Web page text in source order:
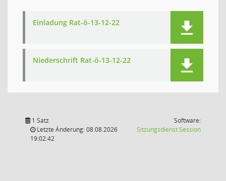
Einladung Rat-ö-13-12-22
Niederschrift Rat-ö-13-12-22
1 Satz
Letzte Änderung: 08.08.2026
19:02:42
Software:
SitzungsdienstSession(Wird in